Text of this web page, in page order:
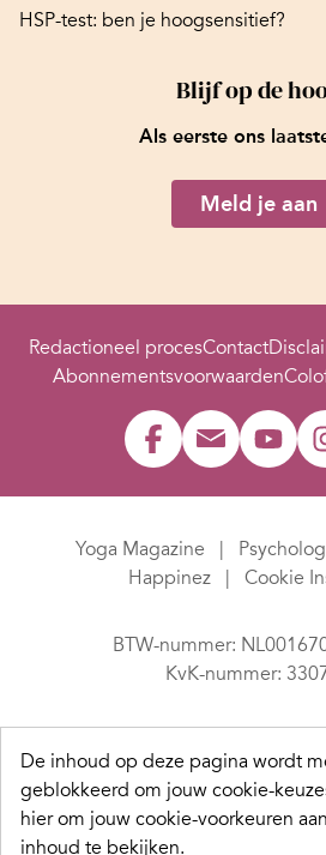
HSP-test: ben je hoogsensitief?
Blijf op de
Als eerste ons
Meld je aan
Redactioneel procesContact
Abonnementsvoorwaarden
Yoga Magazine
Happinez
Cookie
BTW-nummer:
KvK-nummer:
De inhoud op deze pagina wordt
geblokkeerd om jouw cookie-
hier om jouw cookie-voorkeuren
inhoud te bekijken.